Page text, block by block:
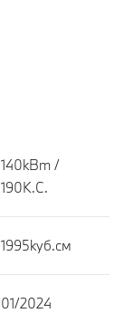
140кВт /
190К.С.
1995куб.cм
01/2024